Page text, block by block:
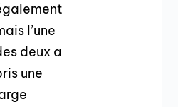
l’une
deux a
une